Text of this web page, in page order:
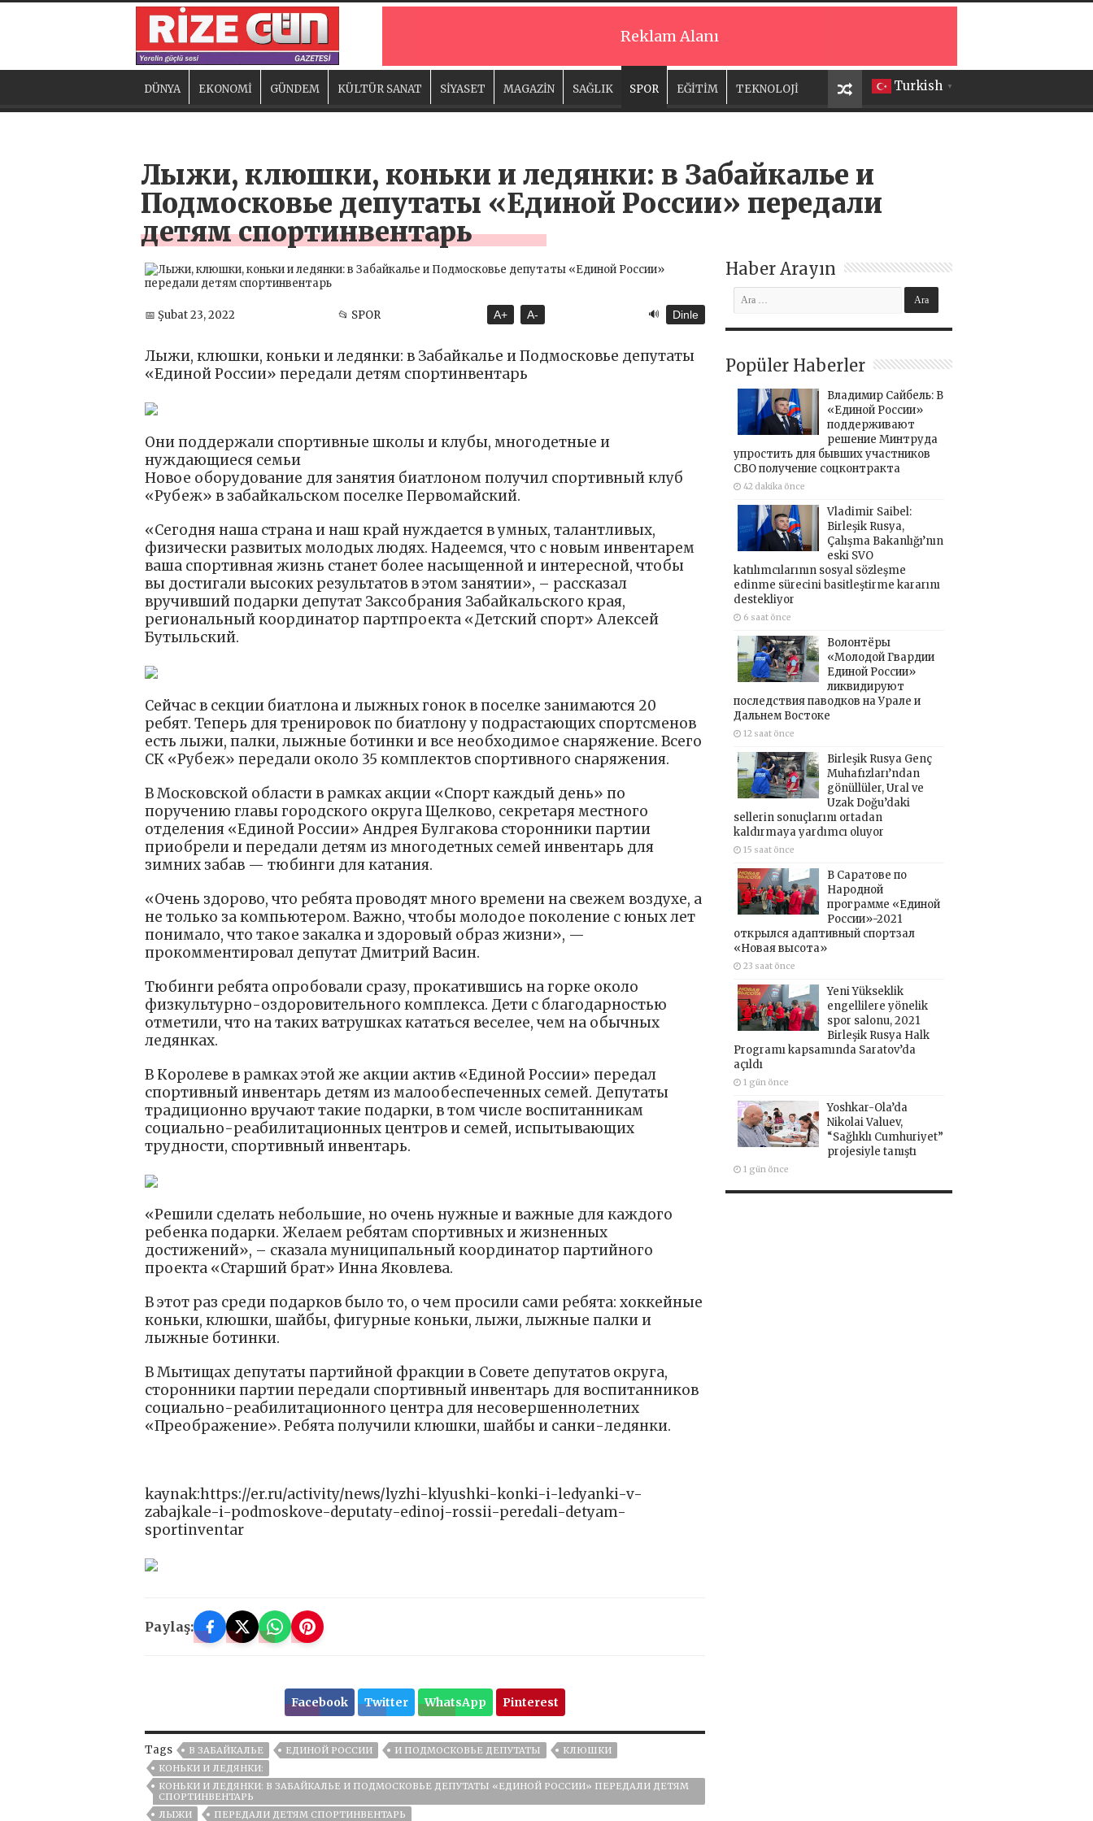
Reklam Alanı
Turkish ▼
DÜNYA EKONOMİ GÜNDEM KÜLTÜR SANAT SİYASET MAGAZİN SAĞLIK SPOR EĞİTİM TEKNOLOJİ
Лыжи, клюшки, коньки и ледянки: в Забайкалье и
Подмосковье депутаты «Единой России» передали
детям спортинвентарь
📅 Şubat 23, 2022 📂 SPOR A+ A- 🔊 Dinle
Лыжи, клюшки, коньки и ледянки: в Забайкалье и Подмосковье депутаты
«Единой России» передали детям спортинвентарь
Они поддержали спортивные школы и клубы, многодетные и
нуждающиеся семьи
Новое оборудование для занятия биатлоном получил спортивный клуб
«Рубеж» в забайкальском поселке Первомайский.
«Сегодня наша страна и наш край нуждается в умных, талантливых,
физически развитых молодых людях. Надеемся, что с новым инвентарем
ваша спортивная жизнь станет более насыщенной и интересной, чтобы
вы достигали высоких результатов в этом занятии», – рассказал
вручивший подарки депутат Заксобрания Забайкальского края,
региональный координатор партпроекта «Детский спорт» Алексей
Бутыльский.
Сейчас в секции биатлона и лыжных гонок в поселке занимаются 20
ребят. Теперь для тренировок по биатлону у подрастающих спортсменов
есть лыжи, палки, лыжные ботинки и все необходимое снаряжение. Всего
СК «Рубеж» передали около 35 комплектов спортивного снаряжения.
В Московской области в рамках акции «Спорт каждый день» по
поручению главы городского округа Щелково, секретаря местного
отделения «Единой России» Андрея Булгакова сторонники партии
приобрели и передали детям из многодетных семей инвентарь для
зимних забав — тюбинги для катания.
«Очень здорово, что ребята проводят много времени на свежем воздухе, а
не только за компьютером. Важно, чтобы молодое поколение с юных лет
понимало, что такое закалка и здоровый образ жизни», —
прокомментировал депутат Дмитрий Васин.
Тюбинги ребята опробовали сразу, прокатившись на горке около
физкультурно-оздоровительного комплекса. Дети с благодарностью
отметили, что на таких ватрушках кататься веселее, чем на обычных
ледянках.
В Королеве в рамках этой же акции актив «Единой России» передал
спортивный инвентарь детям из малообеспеченных семей. Депутаты
традиционно вручают такие подарки, в том числе воспитанникам
социально-реабилитационных центров и семей, испытывающих
трудности, спортивный инвентарь.
«Решили сделать небольшие, но очень нужные и важные для каждого
ребенка подарки. Желаем ребятам спортивных и жизненных
достижений», – сказала муниципальный координатор партийного
проекта «Старший брат» Инна Яковлева.
В этот раз среди подарков было то, о чем просили сами ребята: хоккейные
коньки, клюшки, шайбы, фигурные коньки, лыжи, лыжные палки и
лыжные ботинки.
В Мытищах депутаты партийной фракции в Совете депутатов округа,
сторонники партии передали спортивный инвентарь для воспитанников
социально-реабилитационного центра для несовершеннолетних
«Преображение». Ребята получили клюшки, шайбы и санки-ледянки.
kaynak:https://er.ru/activity/news/lyzhi-klyushki-konki-i-ledyanki-v-
zabajkale-i-podmoskove-deputaty-edinoj-rossii-peredali-detyam-
sportinventar
Paylaş:
Facebook Twitter WhatsApp Pinterest
Tags В ЗАБАЙКАЛЬЕ ЕДИНОЙ РОССИИ И ПОДМОСКОВЬЕ ДЕПУТАТЫ
КЛЮШКИ
КОНЬКИ И ЛЕДЯНКИ:
КОНЬКИ И ЛЕДЯНКИ: В ЗАБАЙКАЛЬЕ И ПОДМОСКОВЬЕ ДЕПУТАТЫ «ЕДИНОЙ РОССИИ» ПЕРЕДАЛИ ДЕТЯМ
СПОРТИНВЕНТАРЬ
ЛЫЖИ
ПЕРЕДАЛИ ДЕТЯМ СПОРТИНВЕНТАРЬ
Haber Arayın
Popüler Haberler
Владимир Сайбель: В
«Единой России»
поддерживают
решение Минтруда
упростить для бывших участников
СВО получение соцконтракта
42 dakika önce
Vladimir Saibel:
Birleşik Rusya,
Çalışma Bakanlığı’nın
eski SVO
katılımcılarının sosyal sözleşme
edinme sürecini basitleştirme kararını
destekliyor
6 saat önce
Волонтёры
«Молодой Гвардии
Единой России»
ликвидируют
последствия паводков на Урале и
Дальнем Востоке
12 saat önce
Birleşik Rusya Genç
Muhafızları’ndan
gönüllüler, Ural ve
Uzak Doğu’daki
sellerin sonuçlarını ortadan
kaldırmaya yardımcı oluyor
15 saat önce
В Саратове по
Народной
программе «Единой
России»-2021
открылся адаптивный спортзал
«Новая высота»
23 saat önce
Yeni Yükseklik
engellilere yönelik
spor salonu, 2021
Birleşik Rusya Halk
Programı kapsamında Saratov’da
açıldı
1 gün önce
Yoshkar-Ola’da
Nikolai Valuev,
“Sağlıklı Cumhuriyet”
projesiyle tanıştı
1 gün önce